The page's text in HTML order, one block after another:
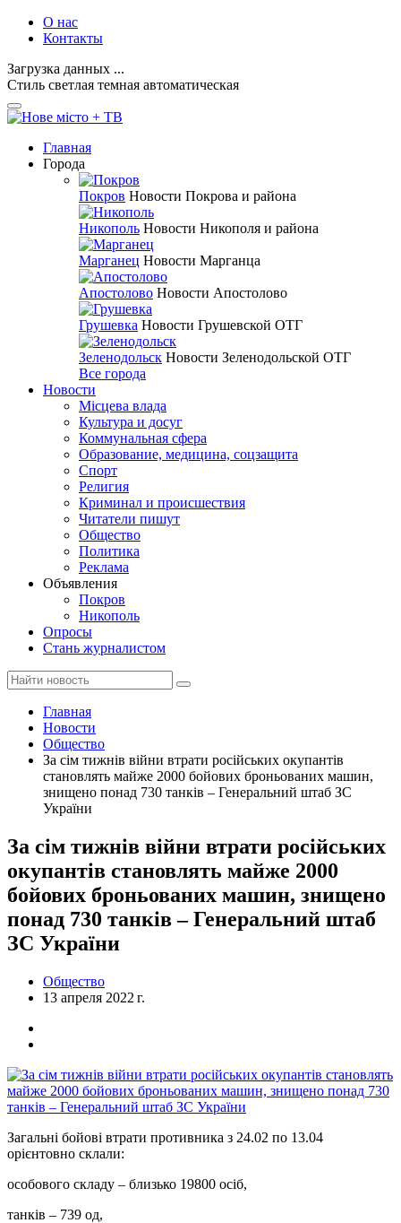
О нас
Контакты
Загрузка данных ...
Стиль светлая темная автоматическая
Главная
Города
Покров Новости Покрова и района
Никополь Новости Никополя и района
Марганец Новости Марганца
Апостолово Новости Апостолово
Грушевка Новости Грушевской ОТГ
Зеленодольск Новости Зеленодольской ОТГ
Все города
Новости
Місцева влада
Культура и досуг
Коммунальная сфера
Образование, медицина, соцзащита
Спорт
Религия
Криминал и происшествия
Читатели пишут
Общество
Политика
Реклама
Объявления
Покров
Никополь
Опросы
Стань журналистом
Главная
Новости
Общество
За сім тижнів війни втрати російських окупантів
становлять майже 2000 бойових броньованих машин,
знищено понад 730 танків – Генеральний штаб ЗС
України
За сім тижнів війни втрати російських
окупантів становлять майже 2000
бойових броньованих машин, знищено
понад 730 танків – Генеральний штаб
ЗС України
Общество
13 апреля 2022 г.
Загальні бойові втрати противника з 24.02 по 13.04
орієнтовно склали:
особового складу ‒ близько 19800 осіб,
танків ‒ 739 од,